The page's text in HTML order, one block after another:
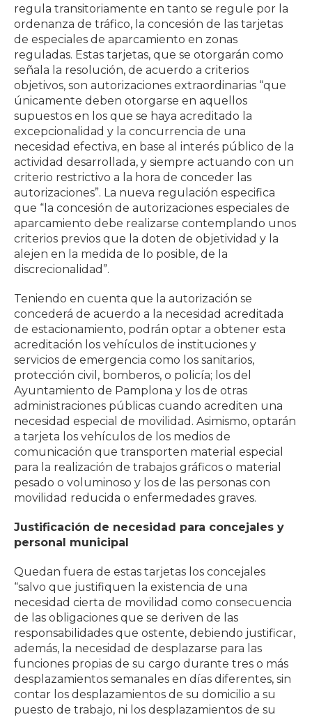
regula transitoriamente en tanto se regule por la
ordenanza de tráfico, la concesión de las tarjetas
de especiales de aparcamiento en zonas
reguladas. Estas tarjetas, que se otorgarán como
señala la resolución, de acuerdo a criterios
objetivos, son autorizaciones extraordinarias “que
únicamente deben otorgarse en aquellos
supuestos en los que se haya acreditado la
excepcionalidad y la concurrencia de una
necesidad efectiva, en base al interés público de la
actividad desarrollada, y siempre actuando con un
criterio restrictivo a la hora de conceder las
autorizaciones”. La nueva regulación especifica
que “la concesión de autorizaciones especiales de
aparcamiento debe realizarse contemplando unos
criterios previos que la doten de objetividad y la
alejen en la medida de lo posible, de la
discrecionalidad”.
Teniendo en cuenta que la autorización se
concederá de acuerdo a la necesidad acreditada
de estacionamiento, podrán optar a obtener esta
acreditación los vehículos de instituciones y
servicios de emergencia como los sanitarios,
protección civil, bomberos, o policía; los del
Ayuntamiento de Pamplona y los de otras
administraciones públicas cuando acrediten una
necesidad especial de movilidad. Asimismo, optarán
a tarjeta los vehículos de los medios de
comunicación que transporten material especial
para la realización de trabajos gráficos o material
pesado o voluminoso y los de las personas con
movilidad reducida o enfermedades graves.
Justificación de necesidad para concejales y
personal municipal
Quedan fuera de estas tarjetas los concejales
“salvo que justifiquen la existencia de una
necesidad cierta de movilidad como consecuencia
de las obligaciones que se deriven de las
responsabilidades que ostente, debiendo justificar,
además, la necesidad de desplazarse para las
funciones propias de su cargo durante tres o más
desplazamientos semanales en días diferentes, sin
contar los desplazamientos de su domicilio a su
puesto de trabajo, ni los desplazamientos de su